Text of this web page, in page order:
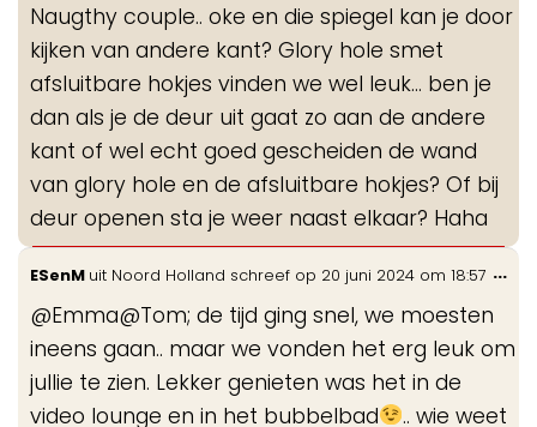
Naugthy couple.. oke en die spiegel kan je door
kijken van andere kant? Glory hole smet
afsluitbare hokjes vinden we wel leuk… ben je
dan als je de deur uit gaat zo aan de andere
kant of wel echt goed gescheiden de wand
van glory hole en de afsluitbare hokjes? Of bij
deur openen sta je weer naast elkaar? Haha
ESenM uit Noord Holland schreef op 20 juni 2024 om 18:57
@Emma@Tom; de tijd ging snel, we moesten
ineens gaan.. maar we vonden het erg leuk om
jullie te zien. Lekker genieten was het in de
video lounge en in het bubbelbad
.. wie weet
...